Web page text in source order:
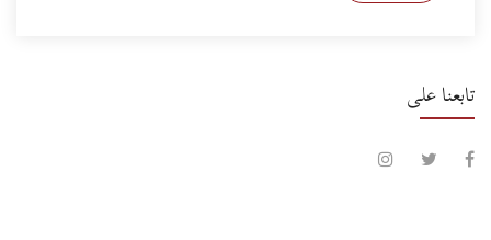
تابعنا على